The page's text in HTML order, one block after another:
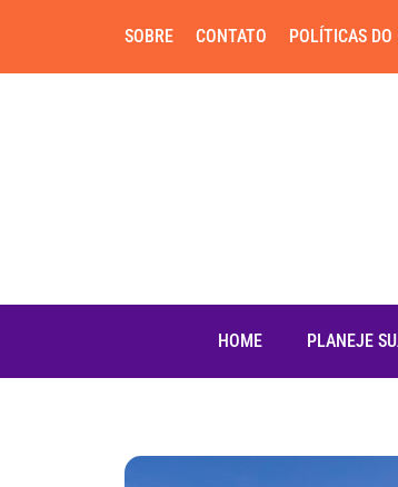
SOBRE CONTATO POLÍTICAS DO
HOME PLANEJE